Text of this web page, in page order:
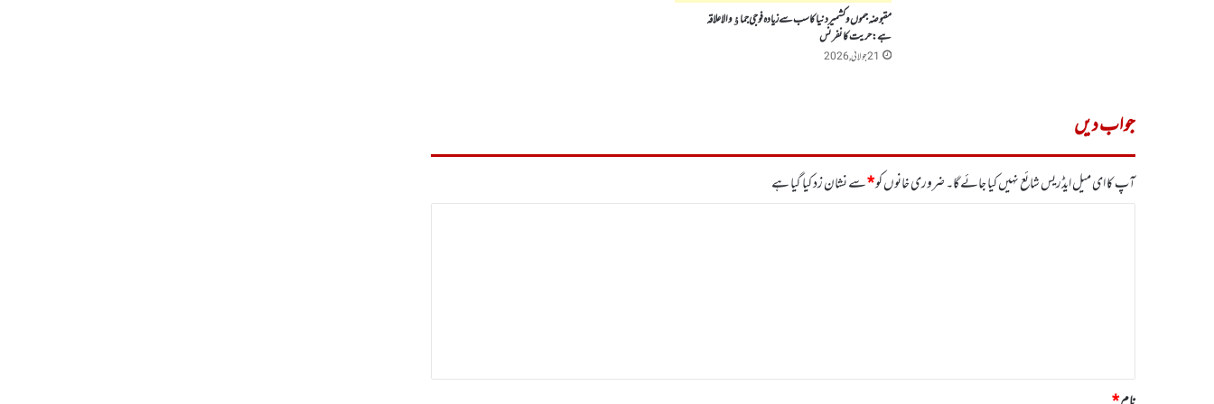
مقبوضہ جموں وکشمیر دنیا کا سب سے زیادہ فوجی جماﺅ والا علاقہ
ہے:حریت کانفرنس
21 جولائی, 2026
جواب دیں
آپ کا ای میل ایڈریس شائع نہیں کیا جائے گا۔ضروری خانوں کو*سے نشان زد کیا گیا ہے